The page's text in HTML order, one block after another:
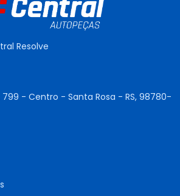
Resolve
- Centro - Santa Rosa - RS, 98780-